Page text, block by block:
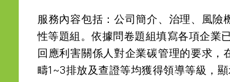
服務內容包括：公司簡介、治理、風
性等題組。依據問卷題組填寫各項企業
回應利害關係人對企業碳管理的要求
疇1~3排放及查證等均獲得領導等級，